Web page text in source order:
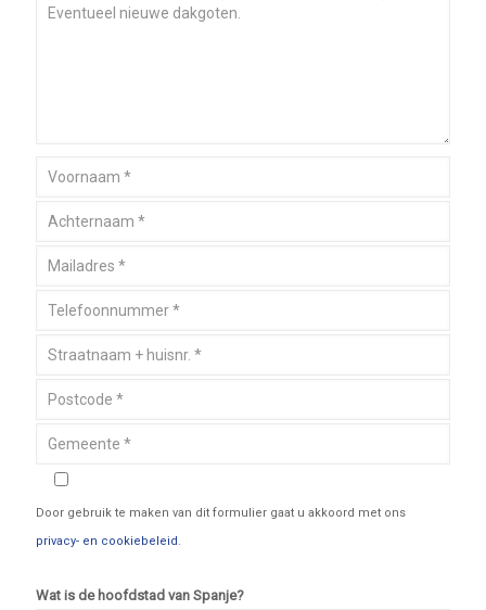
Door gebruik te maken van dit formulier gaat u akkoord met ons
privacy- en cookiebeleid.
Wat is de hoofdstad van Spanje?